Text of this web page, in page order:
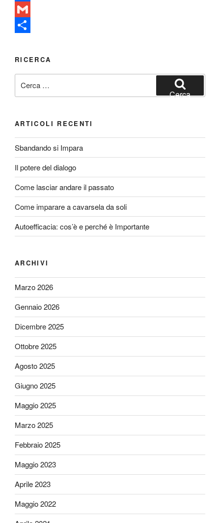
F
a
e
b
k
G
a
i
o
n
v
i
d
i
RICERCA
Cerca
ARTICOLI RECENTI
Sbandando si Impara
Il potere del dialogo
Come lasciar andare il passato
Come imparare a cavarsela da soli
Autoefficacia: cos’è e perché è Importante
ARCHIVI
Marzo 2026
Gennaio 2026
Dicembre 2025
Ottobre 2025
Agosto 2025
Giugno 2025
Maggio 2025
Marzo 2025
Febbraio 2025
Maggio 2023
Aprile 2023
Maggio 2022